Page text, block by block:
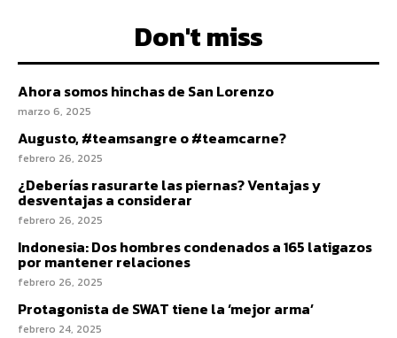
Don't miss
Ahora somos hinchas de San Lorenzo
marzo 6, 2025
Augusto, #teamsangre o #teamcarne?
febrero 26, 2025
¿Deberías rasurarte las piernas? Ventajas y
desventajas a considerar
febrero 26, 2025
Indonesia: Dos hombres condenados a 165 latigazos
por mantener relaciones
febrero 26, 2025
Protagonista de SWAT tiene la ‘mejor arma’
febrero 24, 2025